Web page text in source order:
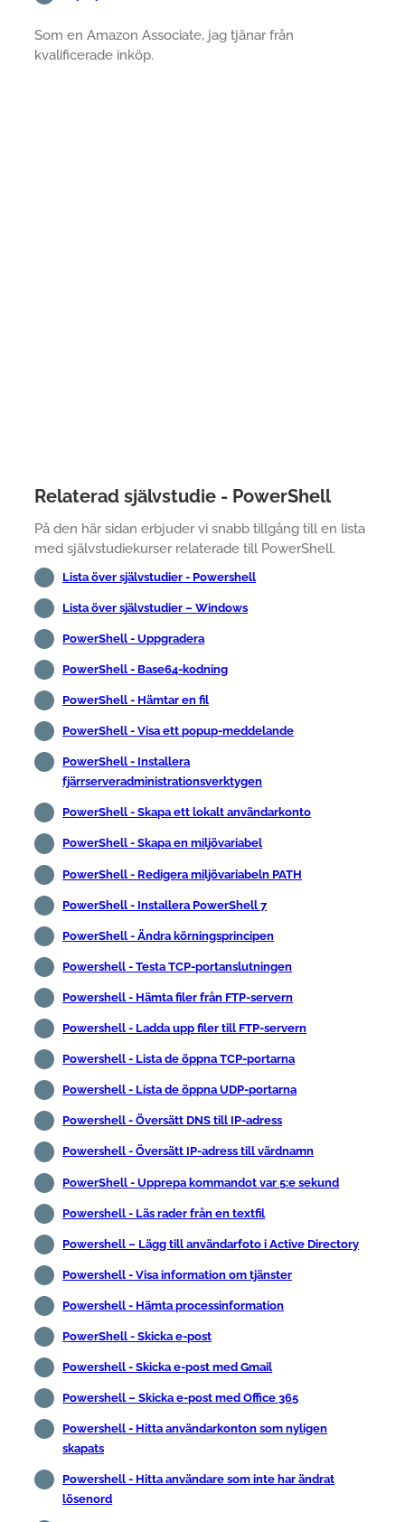
Som en Amazon Associate, jag tjänar från
kvalificerade inköp.
Relaterad självstudie - PowerShell
På den här sidan erbjuder vi snabb tillgång till en lista
med självstudiekurser relaterade till PowerShell.
Lista över självstudier - Powershell
Lista över självstudier – Windows
PowerShell - Uppgradera
PowerShell - Base64-kodning
PowerShell - Hämtar en fil
PowerShell - Visa ett popup-meddelande
PowerShell - Installera
fjärrserveradministrationsverktygen
PowerShell - Skapa ett lokalt användarkonto
PowerShell - Skapa en miljövariabel
PowerShell - Redigera miljövariabeln PATH
PowerShell - Installera PowerShell 7
PowerShell - Ändra körningsprincipen
Powershell - Testa TCP-portanslutningen
Powershell - Hämta filer från FTP-servern
Powershell - Ladda upp filer till FTP-servern
Powershell - Lista de öppna TCP-portarna
Powershell - Lista de öppna UDP-portarna
Powershell - Översätt DNS till IP-adress
Powershell - Översätt IP-adress till värdnamn
PowerShell - Upprepa kommandot var 5:e sekund
Powershell - Läs rader från en textfil
Powershell – Lägg till användarfoto i Active Directory
Powershell - Visa information om tjänster
Powershell - Hämta processinformation
PowerShell - Skicka e-post
Powershell - Skicka e-post med Gmail
Powershell – Skicka e-post med Office 365
Powershell - Hitta användarkonton som nyligen
skapats
Powershell - Hitta användare som inte har ändrat
lösenord